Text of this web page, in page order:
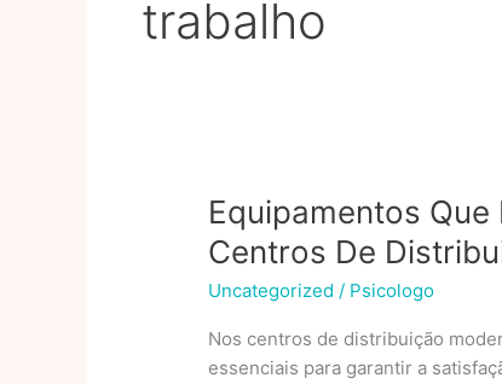
trabalho
Equipamentos
Centros De
Uncategorized / Psicologo
Nos centros de distribuição
essenciais para garantir a